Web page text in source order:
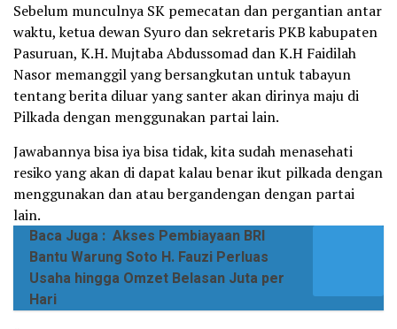
Sebelum munculnya SK pemecatan dan pergantian antar
waktu, ketua dewan Syuro dan sekretaris PKB kabupaten
Pasuruan, K.H. Mujtaba Abdussomad dan K.H Faidilah
Nasor memanggil yang bersangkutan untuk tabayun
tentang berita diluar yang santer akan dirinya maju di
Pilkada dengan menggunakan partai lain.
Jawabannya bisa iya bisa tidak, kita sudah menasehati
resiko yang akan di dapat kalau benar ikut pilkada dengan
menggunakan dan atau bergandengan dengan partai
lain.
Baca Juga : Akses Pembiayaan BRI
Bantu Warung Soto H. Fauzi Perluas
Usaha hingga Omzet Belasan Juta per
Hari